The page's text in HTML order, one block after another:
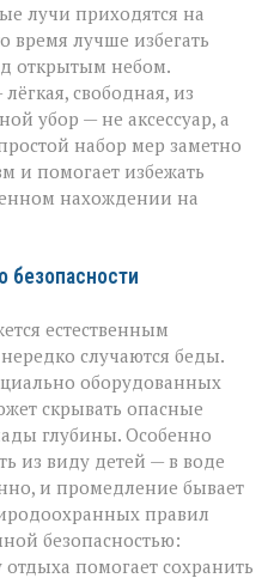
лучи приходятся на
лучше избегать
открытым небом.
свободная, из
убор — не аксессуар, а
набор мер заметно
и помогает избежать
нахождении на
безопасности
естественным
случаются беды.
оборудованных
скрывать опасные
глубины. Особенно
из виду детей — в воде
и промедление бывает
правил
безопасностью:
помогает сохранить